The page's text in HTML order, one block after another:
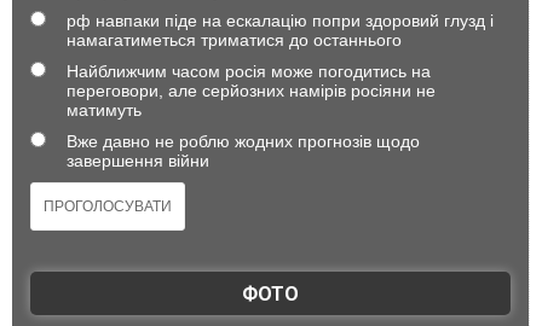
рф навпаки піде на ескалацію попри здоровий глузд і
намагатиметься триматися до останнього
Найближчим часом росія може погодитись на
переговори, але серйозних намірів росіяни не
матимуть
Вже давно не роблю жодних прогнозів щодо
завершення війни
ФОТО